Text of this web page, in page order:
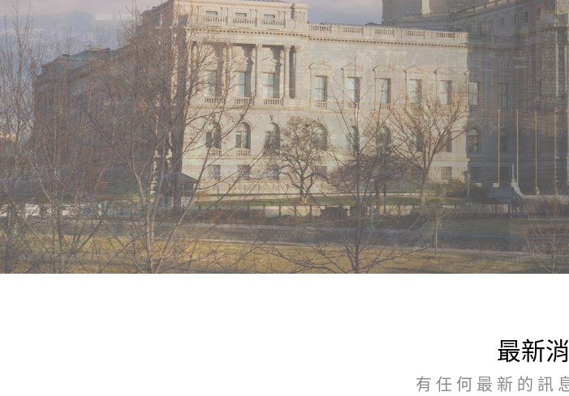
最新
有任何最新的訊